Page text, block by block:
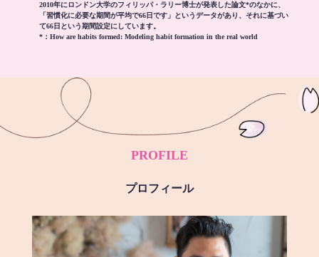
2010年にロンドン大学のフィリッパ・ラリー博士が発表した論文*のなかに、
「習慣化に必要な期間が平均で66日です」というデータがあり、それに基づい
て66日という期間設定にしています。
*： How are habits formed: Modeling habit formation in the real world
PROFILE
プロフィール